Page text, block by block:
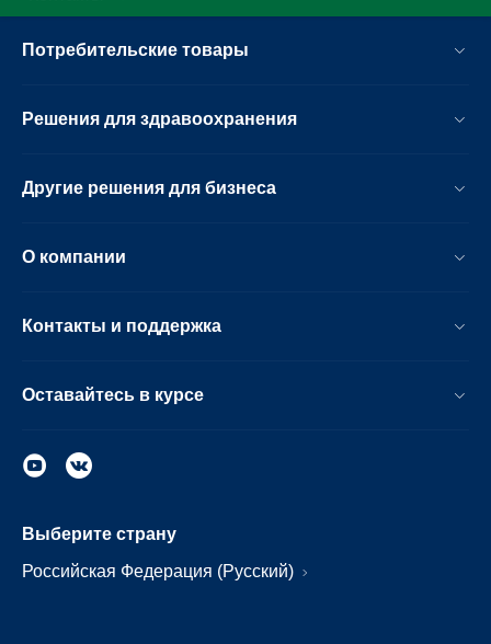
Потребительские товары
Решения для здравоохранения
Другие решения для бизнеса
О компании
Контакты и поддержка
Оставайтесь в курсе
Выберите страну
Российская Федерация (Русский)